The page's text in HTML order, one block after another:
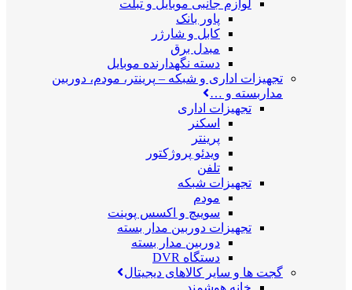
لوازم جانبی موبایل و تبلت
پاور بانک
کابل و شارژر
مبدل برق
دسته نگهدارنده موبایل
تجهیزات اداری و شبکه – پرینتر، مودم، دوربین
مداربسته و …
تجهیزات اداری
اسکنر
پرینتر
ویدئو پروژکتور
تلفن
تجهیزات شبکه
مودم
سوییچ و اکسس پوینت
تجهیزات دوربین مدار بسته
دوربین مدار بسته
دستگاه DVR
گجت ها و سایر کالاهای دیجیتال